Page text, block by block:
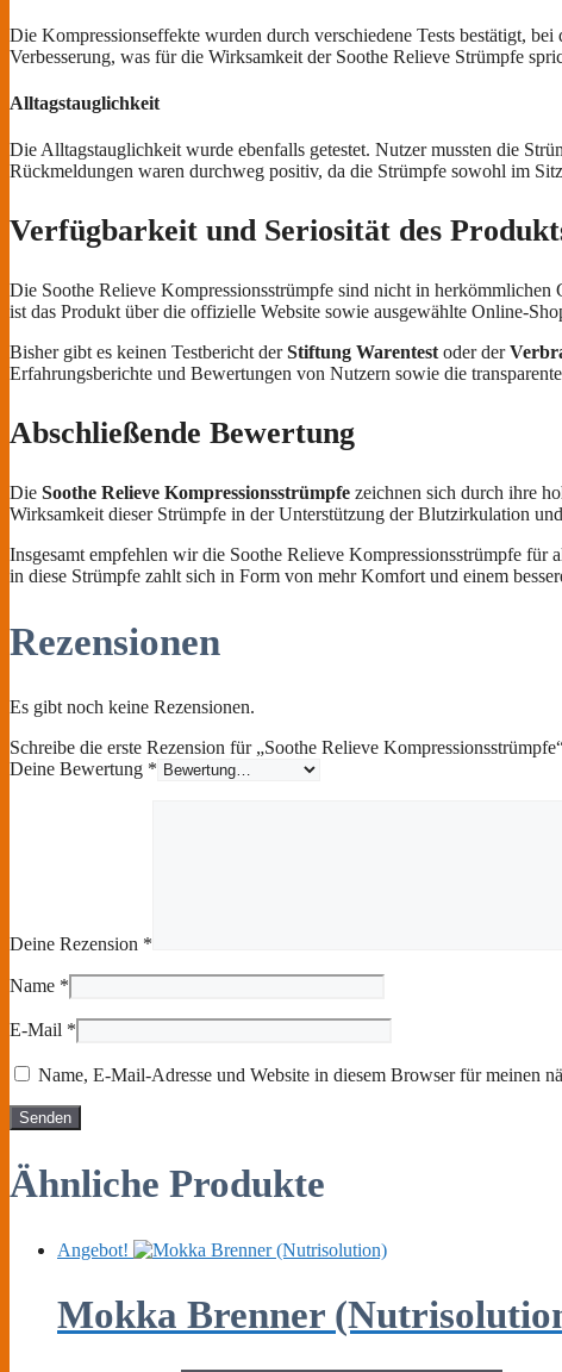
Die Kompressionseffekte wurden durch verschiedene Tests bestätigt,
Verbesserung, was für die Wirksamkeit der Soothe Relieve Strümpfe
Alltagstauglichkeit
Die Alltagstauglichkeit wurde ebenfalls getestet. Nutzer mussten die
Rückmeldungen waren durchweg positiv, da die Strümpfe sowohl im
Verfügbarkeit und Seriosität des
Die Soothe Relieve Kompressionsstrümpfe sind nicht in herkömmlichen
ist das Produkt über die offizielle Website sowie ausgewählte Online-
Bisher gibt es keinen Testbericht derStiftung Warentest oder der
Erfahrungsberichte und Bewertungen von Nutzern sowie die
Abschließende Bewertung
Die Soothe Relieve Kompressionsstrümpfe zeichnen sich durch ihre
Wirksamkeit dieser Strümpfe in der Unterstützung der Blutzirkulation
Insgesamt empfehlen wir die Soothe Relieve Kompressionsstrümpfe
in diese Strümpfe zahlt sich in Form von mehr Komfort und einem
Rezensionen
Es gibt noch keine Rezensionen.
Schreibe die erste Rezension für „Soothe Relieve
Deine Bewertung *
Deine Rezension *
Name *
E-Mail *
Name, E-Mail-Adresse und Website in diesem Browser für meinen
Ähnliche Produkte
Angebot!
Mokka Brenner